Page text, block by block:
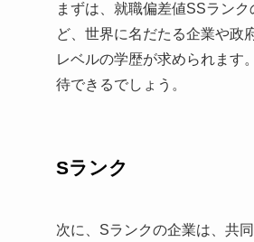
まずは、就職偏差値SSラン
ど、世界に名だたる企業や政
レベルの学歴が求められます
待できるでしょう。
Sランク
次に、Sランクの企業は、共